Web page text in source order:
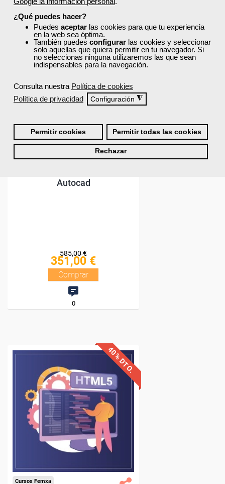
¿Qué puedes hacer?
Puedes aceptar las cookies para que tu experiencia
en la web sea óptima.
También puedes configurar las cookies y seleccionar
solo aquellas que quiera permitir en tu navegador. Si
no seleccionas ninguna utilizaremos las que sean
indispensables para la navegación.
Consulta nuestra Política de cookies
Política de privacidad
Configuración ◮
Permitir cookies Permitir todas las cookies
Rechazar